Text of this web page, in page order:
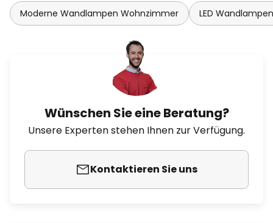
Moderne Wandlampen Wohnzimmer LED
Wünschen Sie eine Beratung?
Unsere Experten stehen Ihnen zur Verfügung.
Kontaktieren Sie uns